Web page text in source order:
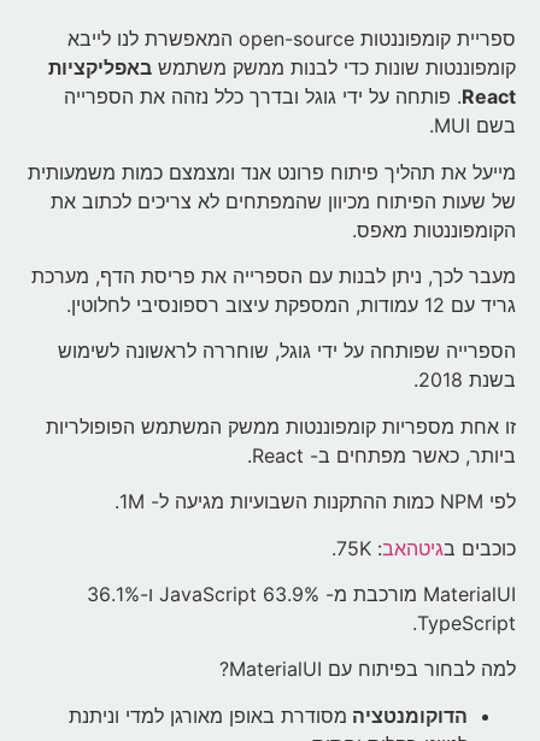
ספריית קומפוננטות open-source המאפשרת לנו לייבא
קומפוננטות שונות כדי לבנות ממשק משתמש באפליקציות
React. פותחה על ידי גוגל ובדרך כלל נזהה את הספרייה
בשם MUI.
מייעל את תהליך פיתוח פרונט אנד ומצמצם כמות משמעותית
של שעות הפיתוח מכיוון שהמפתחים לא צריכים לכתוב את
הקומפוננטות מאפס.
מעבר לכך, ניתן לבנות עם הספרייה את פריסת הדף, מערכת
גריד עם 12 עמודות, המספקת עיצוב רספונסיבי לחלוטין.
הספרייה שפותחה על ידי גוגל, שוחררה לראשונה לשימוש
בשנת 2018.
זו אחת מספריות קומפוננטות ממשק המשתמש הפופולריות
ביותר, כאשר מפתחים ב- React.
לפי NPM כמות ההתקנות השבועיות מגיעה ל- 1M.
כוכבים בגיטהאב: 75K.
MaterialUI מורכבת מ- 63.9% JavaScript ו-36.1%
TypeScript.
למה לבחור בפיתוח עם MaterialUI?
הדוקומנטציה מסודרת באופן מאורגן למדי וניתנת